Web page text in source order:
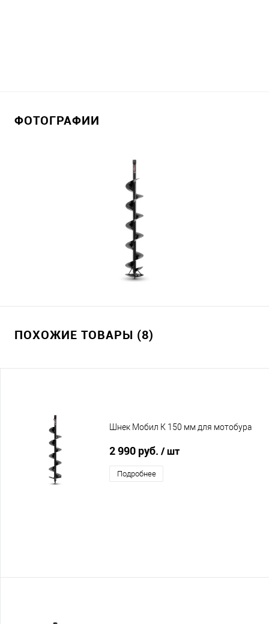
ФОТОГРАФИИ
ПОХОЖИЕ ТОВАРЫ (8)
Шнек Мобил К 150 мм для мотобура
2 990 руб. / шт
Подробнее